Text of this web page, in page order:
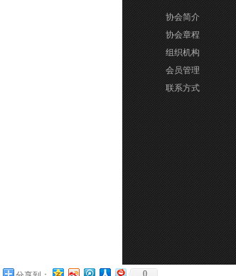
协会简介
协会章程
组织机构
会员管理
联系方式
0